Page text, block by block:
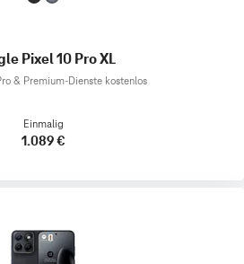
Pixel 10 Pro XL
& Premium-Dienste kostenlos
Einmalig
1.089 €